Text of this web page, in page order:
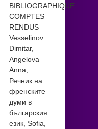
BIBLIOGRAPHIQUE
COMPTES
RENDUS
Vesselinov
Dimitar,
Angelova
Anna,
Речник на
френските
думи в
българския
език, Sofia,